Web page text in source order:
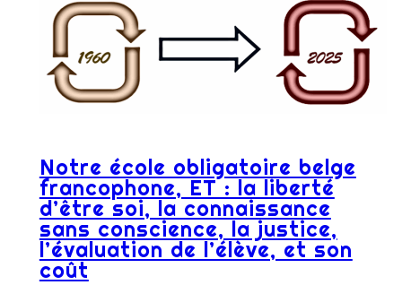
Notre école obligatoire belge
francophone, ET : la liberté
d’être soi, la connaissance
sans conscience, la justice,
l’évaluation de l’élève, et son
coût